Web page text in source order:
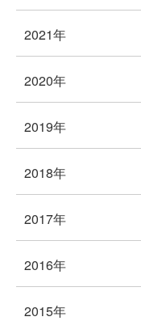
2021年
2020年
2019年
2018年
2017年
2016年
2015年